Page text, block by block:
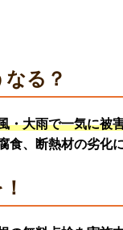
る？
・大雨で一気に被
食、断熱材の劣化